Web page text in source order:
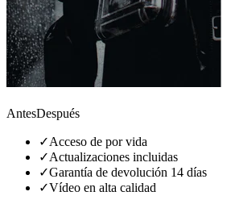
AntesDespués
✓Acceso de por vida
✓Actualizaciones incluidas
✓Garantía de devolución 14 días
✓Vídeo en alta calidad